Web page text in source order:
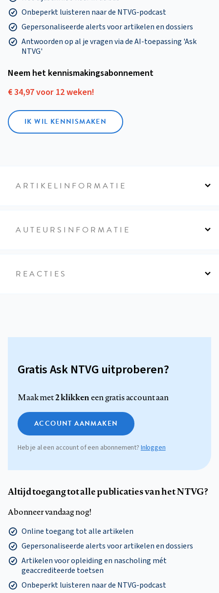
Onbeperkt luisteren naar de NTVG-podcast
Gepersonaliseerde alerts voor artikelen en dossiers
Antwoorden op al je vragen via de AI-toepassing 'Ask
NTVG'
Neem het kennismakings­abonnement
€ 34,97 voor 12 weken!
IK WIL KENNISMAKEN
ARTIKELINFORMATIE
AUTEURSINFORMATIE
REACTIES
Gratis Ask NTVG uitproberen?
Maak met2 klikken een gratis account aan
ACCOUNT AANMAKEN
Heb je al een account of een abonnement? Inloggen
Altijd toegang tot alle publicaties van het NTVG?
Abonneer vandaag nog!
Online toegang tot alle artikelen
Gepersonaliseerde alerts voor artikelen en dossiers
Artikelen voor opleiding en nascholing mét
geaccrediteerde toetsen
Onbeperkt luisteren naar de NTVG-podcast